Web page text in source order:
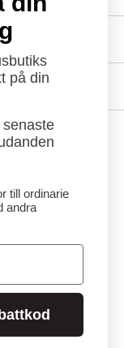
på din
till ordinarie
andra